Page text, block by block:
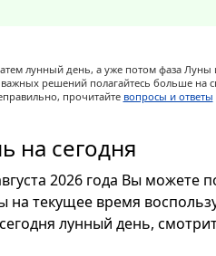
лунный день, а уже потом фаза Луны
решений полагайтесь больше на
прочитайте вопросы и ответы
на сегодня
2026 года Вы можете
на текущее время
лунный день,